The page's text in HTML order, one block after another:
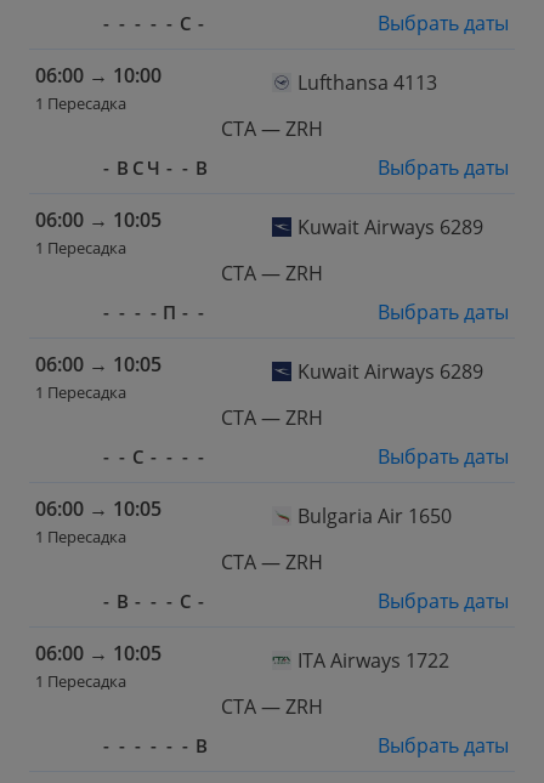
- - - - - С -
Выбрать даты
06:00 → 10:00
1 Пересадка
Lufthansa 4113
CTA — ZRH
- В С Ч - - В
Выбрать даты
06:00 → 10:05
1 Пересадка
Kuwait Airways 6289
CTA — ZRH
- - - - П - -
Выбрать даты
06:00 → 10:05
1 Пересадка
Kuwait Airways 6289
CTA — ZRH
- - С - - - -
Выбрать даты
06:00 → 10:05
1 Пересадка
Bulgaria Air 1650
CTA — ZRH
- В - - - С -
Выбрать даты
06:00 → 10:05
1 Пересадка
ITA Airways 1722
CTA — ZRH
- - - - - - В
Выбрать даты